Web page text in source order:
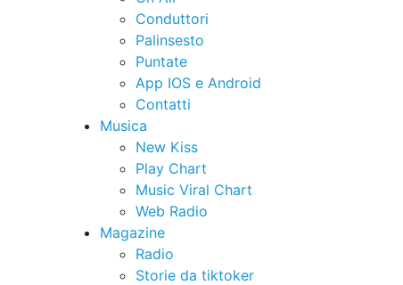
Conduttori
Palinsesto
Puntate
App IOS e Android
Contatti
Musica
New Kiss
Play Chart
Music Viral Chart
Web Radio
Magazine
Radio
Storie da tiktoker